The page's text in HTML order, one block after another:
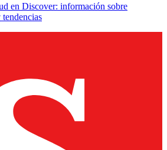
en Discover: información sobre